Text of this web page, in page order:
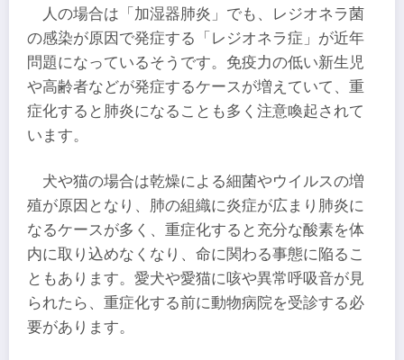
人の場合は「加湿器肺炎」でも、レジオネラ菌
の感染が原因で発症する「レジオネラ症」が近年
問題になっているそうです。免疫力の低い新生児
や高齢者などが発症するケースが増えていて、重
症化すると肺炎になることも多く注意喚起されて
います。
犬や猫の場合は乾燥による細菌やウイルスの増
殖が原因となり、肺の組織に炎症が広まり肺炎に
なるケースが多く、重症化すると充分な酸素を体
内に取り込めなくなり、命に関わる事態に陥るこ
ともあります。愛犬や愛猫に咳や異常呼吸音が見
られたら、重症化する前に動物病院を受診する必
要があります。